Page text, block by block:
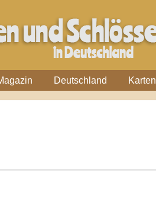
Deutschland Karten